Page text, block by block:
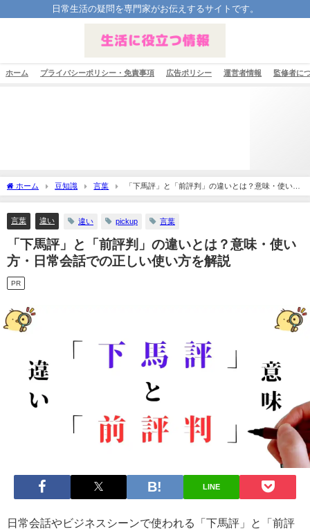
日常生活の疑問を専門家がお伝えするサイトです。
ホーム プライバシーポリシー・免責事項 広告ポリシー 運営者情報 監修者に
ホーム 豆知識 言葉
「下馬評」と「前評判」の違いとは？意味・使い
方・日常会話での正しい使い方を解説
言葉 違い 違い pickup 言葉
「下馬評」と「前評判」の違いとは？意味・使い
方・日常会話での正しい使い方を解説
PR
LINE
日常会話やビジネスシーンで使われる「下馬評」と「前評